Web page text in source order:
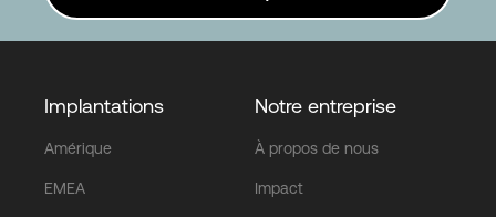
Implantations
Amérique
EMEA
Notre entreprise
À propos de nous
Impact